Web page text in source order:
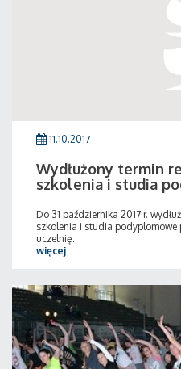
11.10.2017
Wydłużony termin
szkolenia i studia
Do 31 października 2017 r.
szkolenia i studia podyplomowe
uczelnię.
więcej